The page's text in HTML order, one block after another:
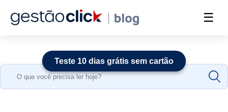
☰
Search
Teste 10 dias grátis sem cartão